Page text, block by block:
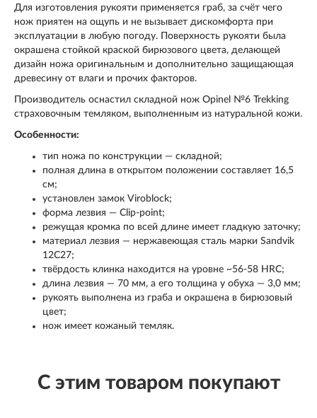
Для изготовления рукояти применяется граб, за счёт чего
нож приятен на ощупь и не вызывает дискомфорта при
эксплуатации в любую погоду. Поверхность рукояти была
окрашена стойкой краской бирюзового цвета, делающей
дизайн ножа оригинальным и дополнительно защищающая
древесину от влаги и прочих факторов.
Производитель оснастил складной нож Opinel №6 Trekking
страховочным темляком, выполненным из натуральной кожи.
Особенности:
тип ножа по конструкции — складной;
полная длина в открытом положении составляет 16,5
см;
установлен замок Viroblock;
форма лезвия — Clip-point;
режущая кромка по всей длине имеет гладкую заточку;
материал лезвия — нержавеющая сталь марки Sandvik
12C27;
твёрдость клинка находится на уровне ~56-58 HRC;
длина лезвия — 70 мм, а его толщина у обуха — 3,0 мм;
рукоять выполнена из граба и окрашена в бирюзовый
цвет;
нож имеет кожаный темляк.
С этим товаром покупают